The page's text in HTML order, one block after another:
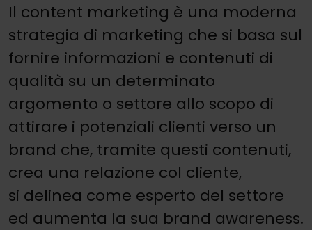
Il content marketing è una moderna
strategia di marketing che si basa sul
fornire informazioni e contenuti di
qualità su un determinato
argomento o settore allo scopo di
attirare i potenziali clienti verso un
brand che, tramite questi contenuti,
crea una relazione col cliente,
si delinea come esperto del settore
ed aumenta la sua brand awareness.